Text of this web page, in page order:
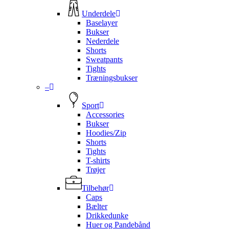
Underdele
Baselayer
Bukser
Nederdele
Shorts
Sweatpants
Tights
Træningsbukser
–
Sport
Accessories
Bukser
Hoodies/Zip
Shorts
Tights
T-shirts
Trøjer
Tilbehør
Caps
Bælter
Drikkedunke
Huer og Pandebånd